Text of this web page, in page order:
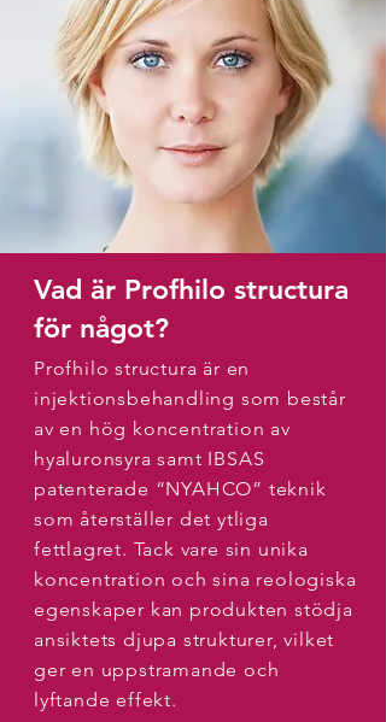
Vad är Profhilo structura
för något?
Profhilo structura är en
injektionsbehandling som består
av en hög koncentration av
hyaluronsyra samt IBSAS
patenterade “NYAHCO” teknik
som återställer det ytliga
fettlagret. Tack vare sin unika
koncentration och sina reologiska
egenskaper kan produkten stödja
ansiktets djupa strukturer, vilket
ger en uppstramande och
lyftande effekt.